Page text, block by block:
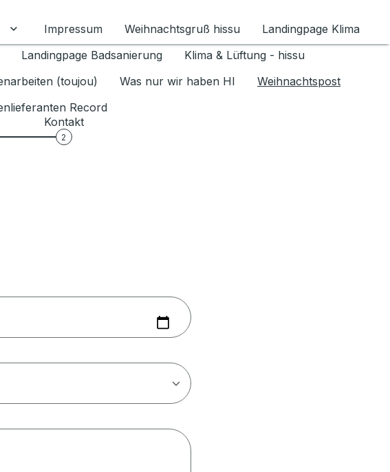
Untermenü für Datenschutz 1.6.2026 umschalten
Impressum Weihnachtsgruß hissu
Landingpage Klima
Landingpage Badsanierung
Klima & Lüftung - hissu
(toujou) Was nur wir haben HI
Weihnachtspost
Record
Kontakt
2